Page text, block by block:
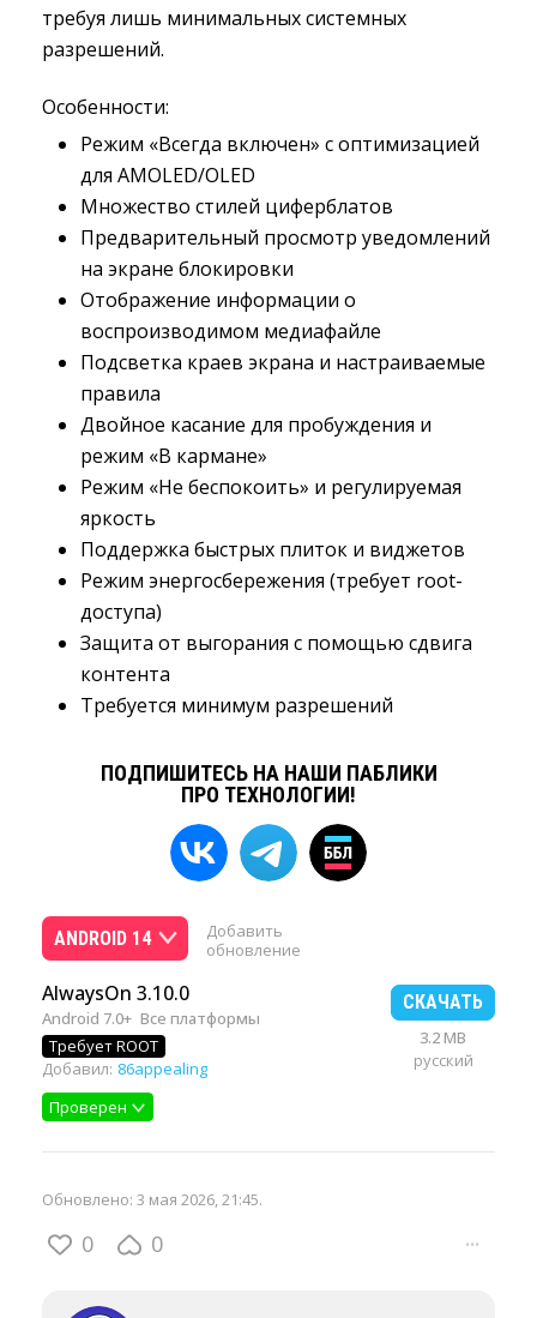
требуя лишь минимальных системных
разрешений.
Особенности:
Режим «Всегда включен» с оптимизацией
для AMOLED/OLED
Множество стилей циферблатов
Предварительный просмотр уведомлений
на экране блокировки
Отображение информации о
воспроизводимом медиафайле
Подсветка краев экрана и настраиваемые
правила
Двойное касание для пробуждения и
режим «В кармане»
Режим «Не беспокоить» и регулируемая
яркость
Поддержка быстрых плиток и виджетов
Режим энергосбережения (требует root-
доступа)
Защита от выгорания с помощью сдвига
контента
Требуется минимум разрешений
ПОДПИШИТЕСЬ НА НАШИ ПАБЛИКИ
ПРО ТЕХНОЛОГИИ!
ANDROID 14
Добавить
обновление
AlwaysOn 3.10.0
Android 7.0+ Все платформы
Требует ROOT
Добавил: 86appealing
Проверен
СКАЧАТЬ
3.2 MB
русский
Обновлено: 3 мая 2026, 21:45.
0 0 ···